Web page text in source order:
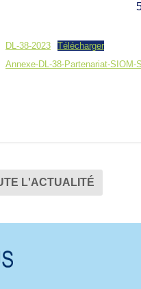
DL-38-2023
Télécharger
Annexe-DL-38-Partenariat-SIOM-
L'ACTUALITÉ